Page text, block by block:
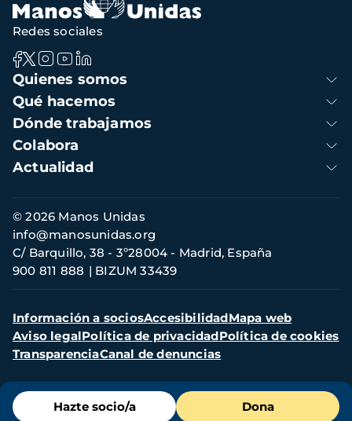
Menú
de
Hazte socio/a Dona
Navegación
principal
Quienes somos
Qué hacemos
Dónde trabajamos
Colabora
Actualidad
Redes sociales
Información
de
contacto
© 2026 Manos Unidas
C/ Barquillo, 38 - 3º28004 - Madrid, España
900 811 888
BIZUM 33439
info@manosunidas.org
Menú
secundario
Información a sociosAccesibilidadMapa web
Aviso legalPolítica de privacidadPolítica de cookies
TransparenciaCanal de denuncias